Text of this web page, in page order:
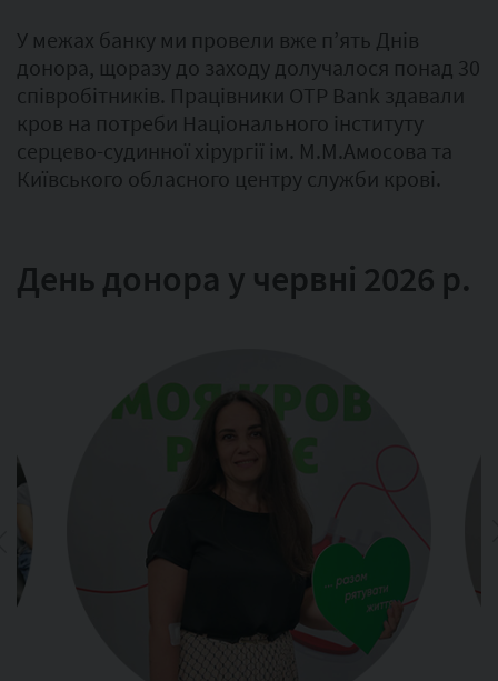
У межах банку ми провели вже п’ять Днів
донора, щоразу до заходу долучалося понад 30
співробітників. Працівники OTP Bank здавали
кров на потреби Національного інституту
серцево-судинної хірургії ім. М.М.Амосова та
Київського обласного центру служби крові.
День донора у червні 2026 р.